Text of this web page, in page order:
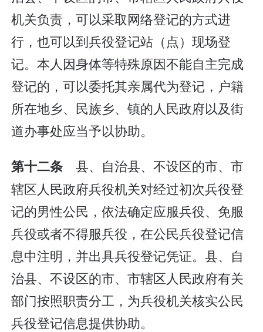
机关负责，可以采取网络登记的方式进
行，也可以到兵役登记站（点）现场登
记。本人因身体等特殊原因不能自主完成
登记的，可以委托其亲属代为登记，户籍
所在地乡、民族乡、镇的人民政府以及街
道办事处应当予以协助。
第十二条 县、自治县、不设区的市、市
辖区人民政府兵役机关对经过初次兵役登
记的男性公民，依法确定应服兵役、免服
兵役或者不得服兵役，在公民兵役登记信
息中注明，并出具兵役登记凭证。县、自
治县、不设区的市、市辖区人民政府有关
部门按照职责分工，为兵役机关核实公民
兵役登记信息提供协助。